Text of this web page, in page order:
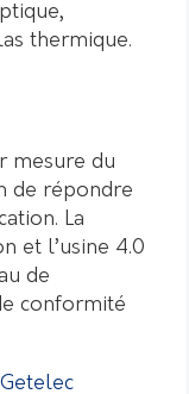
thermique.
mesure du
de répondre
La
et l’usine 4.0
de
conformité
Getelec